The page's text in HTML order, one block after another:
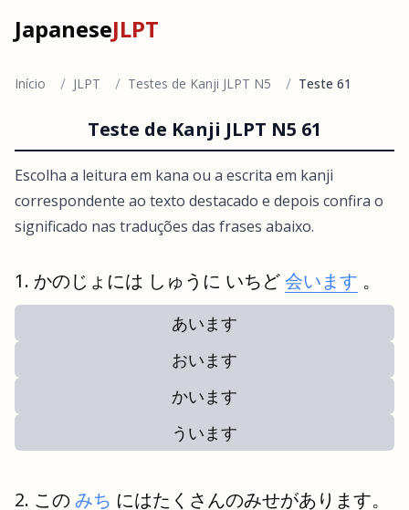
JapaneseJLPT
Início / JLPT / Testes de Kanji JLPT N5 / Teste 61
Teste de Kanji JLPT N5 61
Escolha a leitura em kana ou a escrita em kanji
correspondente ao texto destacado e depois confira o
significado nas traduções das frases abaixo.
かのじょには しゅうに いちど会います 。
あいます
おいます
かいます
ういます
この みち にはたくさんのみせがあります。